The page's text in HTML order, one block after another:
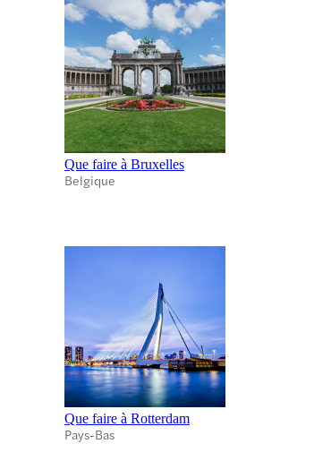
Que faire à Bruxelles
Belgique
Que faire à Rotterdam
Pays-Bas